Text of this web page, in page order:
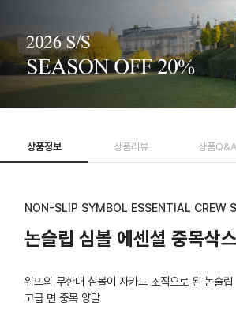
상품정보 상품리뷰 상품Q&A
NON-SLIP SYMBOL ESSENTIAL CREW
논슬립 심볼 에센셜 중목삭스
위뜨의 무한대 심볼이 자카드 조직으로 된 논슬립
고급 면 중목 양말